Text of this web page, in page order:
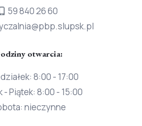
59 840 26 60
otwarcia:
8:00 - 17:00
- Piątek: 8:00 - 15:00
nieczynne